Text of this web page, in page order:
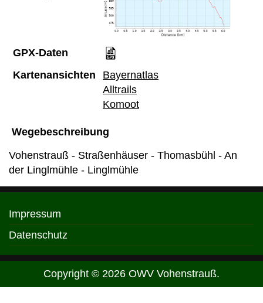
GPX-Daten
Kartenansichten
Bayernatlas
Alltrails
Komoot
Wegebeschreibung
Vohenstrauß - Straßenhäuser - Thomasbühl - An
der Linglmühle - Linglmühle
Impressum
Datenschutz
Copyright © 2026 OWV Vohenstrauß.